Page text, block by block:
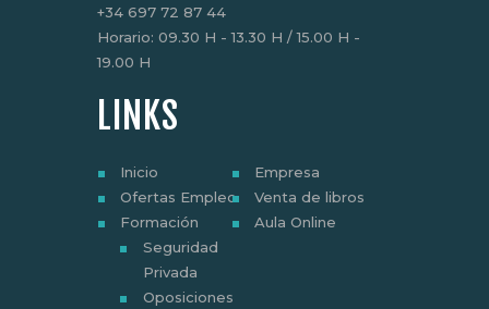
+34 697 72 87 44
Horario: 09.30 H - 13.30 H / 15.00 H -
19.00 H
LINKS
Inicio
Empresa
Ofertas Empleo
Venta de libros
Formación
Seguridad
Privada
Oposiciones
Aula Online